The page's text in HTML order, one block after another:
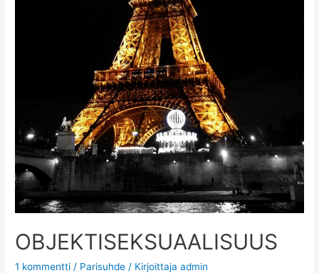
OBJEKTISEKSUAALISUUS
1 kommentti / Parisuhde / Kirjoittajaadmin